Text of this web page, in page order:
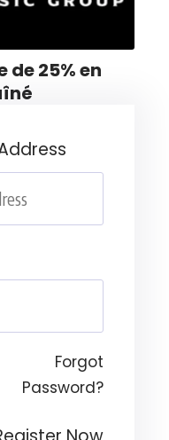
de 25% en
Forgot
Password?